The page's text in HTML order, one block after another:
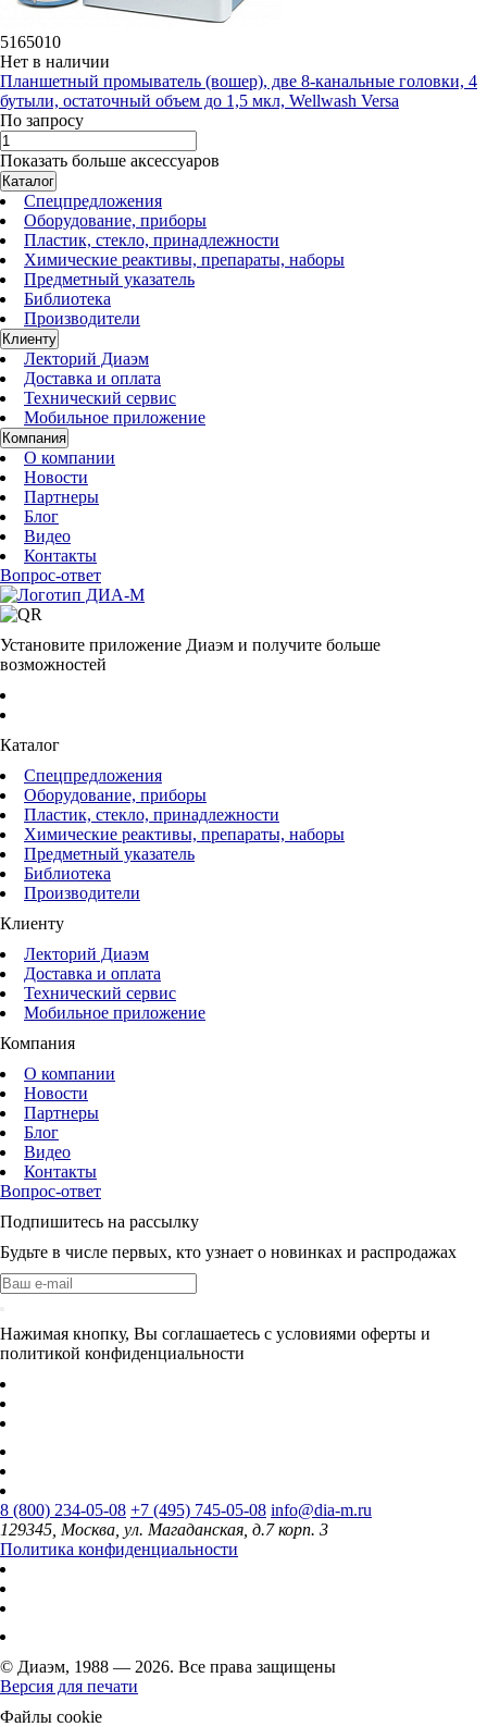
5165010
Нет в наличии
Планшетный промыватель (вошер), две 8-канальные головки, 4
бутыли, остаточный объем до 1,5 мкл, Wellwash Versa
По запросу
Показать больше аксессуаров
Каталог
Спецпредложения
Оборудование, приборы
Пластик, стекло, принадлежности
Химические реактивы, препараты, наборы
Предметный указатель
Библиотека
Производители
Клиенту
Лекторий Диаэм
Доставка и оплата
Технический сервис
Мобильное приложение
Компания
О компании
Новости
Партнеры
Блог
Видео
Контакты
Вопрос-ответ
Установите приложение Диаэм и получите больше
возможностей
Каталог
Спецпредложения
Оборудование, приборы
Пластик, стекло, принадлежности
Химические реактивы, препараты, наборы
Предметный указатель
Библиотека
Производители
Клиенту
Лекторий Диаэм
Доставка и оплата
Технический сервис
Мобильное приложение
Компания
О компании
Новости
Партнеры
Блог
Видео
Контакты
Вопрос-ответ
Подпишитесь на рассылку
Будьте в числе первых, кто узнает о новинках и распродажах
Нажимая кнопку, Вы соглашаетесь с условиями оферты и
политикой конфиденциальности
8 (800) 234-05-08 +7 (495) 745-05-08 info@dia-m.ru
129345, Москва, ул. Магаданская, д.7 корп. 3
Политика конфиденциальности
© Диаэм, 1988 — 2026. Все права защищены
Версия для печати
Файлы cookie